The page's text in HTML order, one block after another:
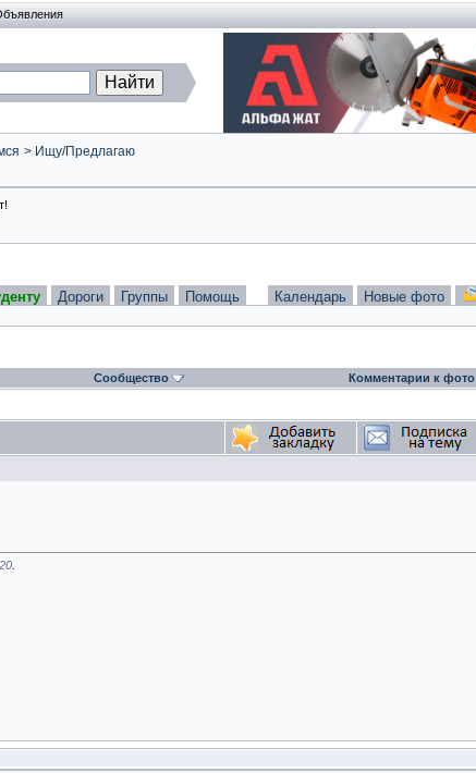
> Ищу/Предлагаю
Дороги Группы Помощь Календарь Новые фото
Сообщество Комментарии к фото